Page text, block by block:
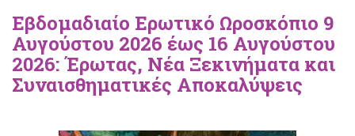
Εβδομαδιαίο Ερωτικό Ωροσκόπιο 9
Αυγούστου 2026 έως 16 Αυγούστου
2026: Έρωτας, Νέα Ξεκινήματα και
Συναισθηματικές Αποκαλύψεις